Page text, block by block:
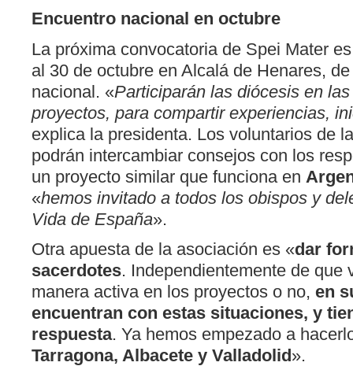
Encuentro nacional en octubre
La próxima convocatoria de Spei Mater
al 30 de octubre en Alcalá de Henares,
nacional. «Participarán las diócesis en
proyectos, para compartir experiencias,
explica la presidenta. Los voluntarios de
podrán intercambiar consejos con los
un proyecto similar que funciona en
«hemos invitado a todos los obispos y
Vida de España».
Otra apuesta de la asociación es «dar
sacerdotes. Independientemente de que
manera activa en los proyectos o no, en
encuentran con estas situaciones, y
respuesta. Ya hemos empezado a
Tarragona, Albacete y Valladolid».